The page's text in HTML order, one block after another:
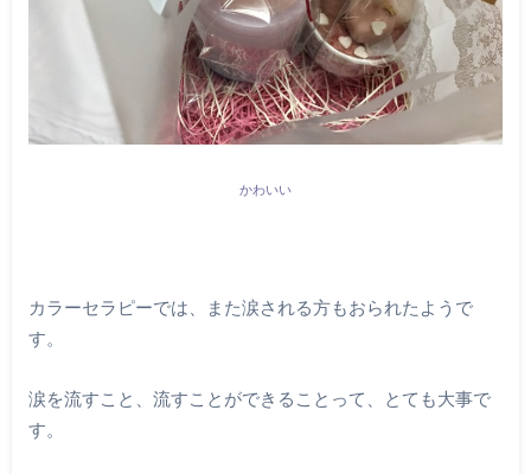
かわいい
カラーセラピーでは、また涙される方もおられたようで
す。
涙を流すこと、流すことができることって、とても大事で
す。